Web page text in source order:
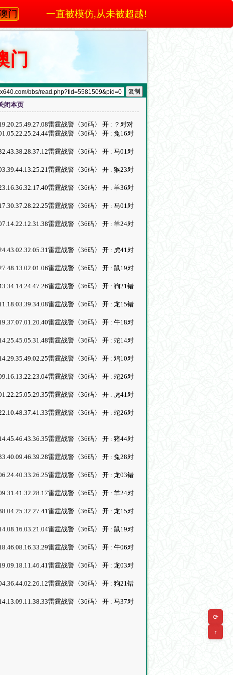
门 一直被模仿,从未被超越!
门
⟳
↑
闭本页
雷霆战警〈36码〉 开 : ？对对
雷霆战警〈36码〉 开 : 兔16对
雷霆战警〈36码〉 开 : 马01对
雷霆战警〈36码〉 开 : 猴23对
雷霆战警〈36码〉 开 : 羊36对
雷霆战警〈36码〉 开 : 马01对
雷霆战警〈36码〉 开 : 羊24对
雷霆战警〈36码〉 开 : 虎41对
雷霆战警〈36码〉 开 : 鼠19对
雷霆战警〈36码〉 开 : 狗21错
雷霆战警〈36码〉 开 : 龙15错
雷霆战警〈36码〉 开 : 牛18对
雷霆战警〈36码〉 开 : 蛇14对
雷霆战警〈36码〉 开 : 鸡10对
雷霆战警〈36码〉 开 : 蛇26对
雷霆战警〈36码〉 开 : 虎41对
雷霆战警〈36码〉 开 : 蛇26对
雷霆战警〈36码〉 开 : 猪44对
雷霆战警〈36码〉 开 : 兔28对
雷霆战警〈36码〉 开 : 龙03错
雷霆战警〈36码〉 开 : 羊24对
雷霆战警〈36码〉 开 : 龙15对
雷霆战警〈36码〉 开 : 鼠19对
雷霆战警〈36码〉 开 : 牛06对
雷霆战警〈36码〉 开 : 龙03对
雷霆战警〈36码〉 开 : 狗21错
雷霆战警〈36码〉 开 : 马37对